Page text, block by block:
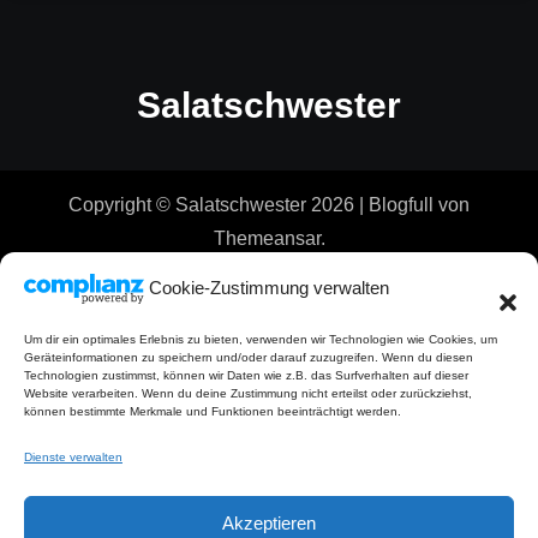
Cookie-Zustimmung verwalten
Um dir ein optimales Erlebnis zu bieten, verwenden wir Technologien wie Cookies, um
Geräteinformationen zu speichern und/oder darauf zuzugreifen. Wenn du diesen
Technologien zustimmst, können wir Daten wie z.B. das Surfverhalten auf dieser
Website verarbeiten. Wenn du deine Zustimmung nicht erteilst oder zurückziehst,
können bestimmte Merkmale und Funktionen beeinträchtigt werden.
Dienste verwalten
Akzeptieren
Salatschwester
Copyright © Salatschwester 2026 Blogfull
von
Themeansar.